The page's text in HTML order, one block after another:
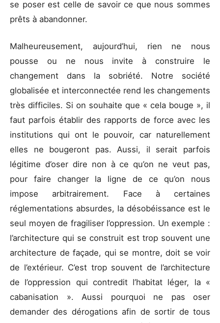
se poser est celle de savoir ce que nous sommes
prêts à abandonner.
Malheureusement, aujourd’hui, rien ne nous
pousse ou ne nous invite à construire le
changement dans la sobriété. Notre société
globalisée et interconnectée rend les changements
très difficiles. Si on souhaite que « cela bouge », il
faut parfois établir des rapports de force avec les
institutions qui ont le pouvoir, car naturellement
elles ne bougeront pas. Aussi, il serait parfois
légitime d’oser dire non à ce qu’on ne veut pas,
pour faire changer la ligne de ce qu’on nous
impose arbitrairement. Face à certaines
réglementations absurdes, la désobéissance est le
seul moyen de fragiliser l’oppression. Un exemple :
l’architecture qui se construit est trop souvent une
architecture de façade, qui se montre, doit se voir
de l’extérieur. C’est trop souvent de l’architecture
de l’oppression qui contredit l’habitat léger, la «
cabanisation ». Aussi pourquoi ne pas oser
demander des dérogations afin de sortir de tous